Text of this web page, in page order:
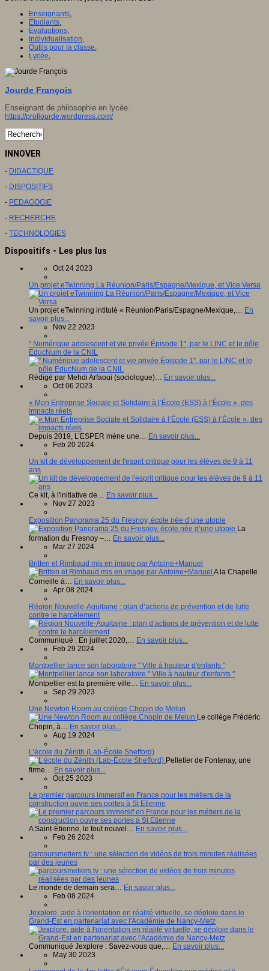
Enseignants,
Etudiants,
Evaluations,
Individualisation,
Outils pour la classe,
Lycée,
Jourde François
Enseignant de philosophie en lycée.
https://profjourde.wordpress.com/
INNOVER
- DIDACTIQUE
- DISPOSITIFS
- PEDAGOGIE
- RECHERCHE
- TECHNOLOGIES
Dispositifs - Les plus lus
Oct 24 2023
Un projet eTwinning La Réunion/Paris/Espagne/Mexique, et Vice Versa
Un projet eTwinning intitulé « Réunion/Paris/Espagne/Mexique,… En
savoir plus...
Nov 22 2023
" Numérique adolescent et vie privée Épisode 1", par le LINC et le pôle
EducNum de la CNIL
Rédigé par Mehdi Arfaoui (sociologue)… En savoir plus...
Oct 06 2023
« Mon Entreprise Sociale et Solidaire à l’École (ESS) à l’École », des
impacts réels
Depuis 2019, L’ESPER mène une… En savoir plus...
Feb 20 2024
Un kit de développement de l'esprit critique pour les élèves de 9 à 11
ans
Ce kit, à l'initiative de… En savoir plus...
Nov 27 2023
Exposition Panorama 25 du Fresnoy, école née d’une utopie
La
formation du Fresnoy –… En savoir plus...
Mar 27 2024
Britten et Rimbaud mis en image par Antoine+Manuel
A la Chapelle
Corneille à… En savoir plus...
Apr 08 2024
Région Nouvelle-Aquitaine : plan d’actions de prévention et de lutte
contre le harcèlement
Communiqué : En juillet 2020,… En savoir plus...
Feb 29 2024
Montpellier lance son laboratoire " Ville à hauteur d'enfants "
Montpellier est la première ville… En savoir plus...
Sep 29 2023
Une Newton Room au collège Chopin de Melun
Le collège Frédéric
Chopin, à… En savoir plus...
Aug 19 2024
L’école du Zénith (Lab-École Shefford)
Pelletier de Fontenay, une
firme… En savoir plus...
Oct 25 2023
Le premier parcours immersif en France pour les métiers de la
construction ouvre ses portes à St Etienne
A Saint-Étienne, le tout nouvel… En savoir plus...
Feb 26 2024
parcoursmetiers.tv : une sélection de vidéos de trois minutes réalisées
par des jeunes
Le monde de demain sera… En savoir plus...
Feb 08 2024
Jexplore, aide à l'orientation en réalité virtuelle, se déploie dans le
Grand-Est en partenariat avec l'Académie de Nancy-Metz
Communiqué Jexplore : Savez-vous que,… En savoir plus...
May 30 2023